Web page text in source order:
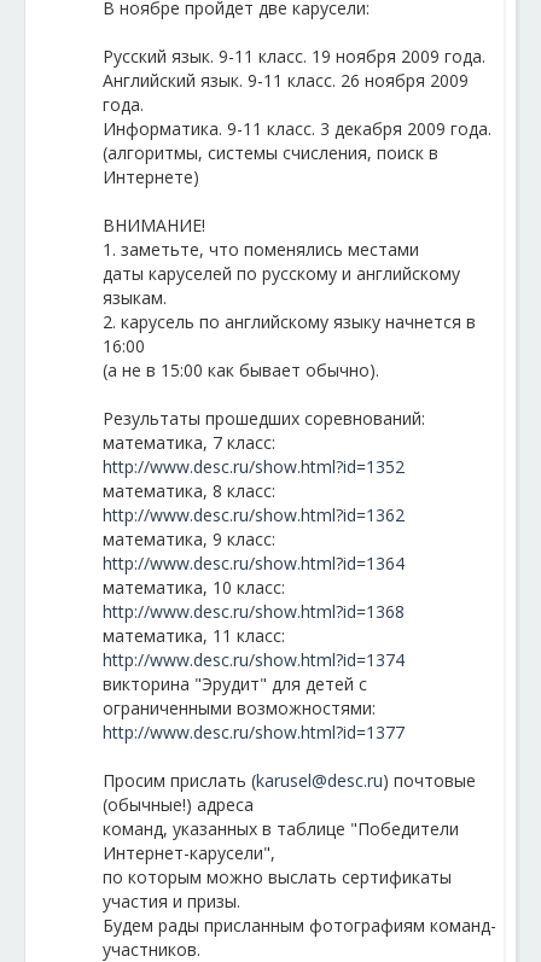
В ноябре пройдет две карусели:
Русский язык. 9-11 класс. 19 ноября 2009 года.
Английский язык. 9-11 класс. 26 ноября 2009
года.
Информатика. 9-11 класс. 3 декабря 2009 года.
(алгоритмы, системы счисления, поиск в
Интернете)
ВНИМАНИЕ!
1. заметьте, что поменялись местами
даты каруселей по русскому и английскому
языкам.
2. карусель по английскому языку начнется в
16:00
(а не в 15:00 как бывает обычно).
Результаты прошедших соревнований:
математика, 7 класс:
http://www.desc.ru/show.html?id=1352
математика, 8 класс:
http://www.desc.ru/show.html?id=1362
математика, 9 класс:
http://www.desc.ru/show.html?id=1364
математика, 10 класс:
http://www.desc.ru/show.html?id=1368
математика, 11 класс:
http://www.desc.ru/show.html?id=1374
викторина "Эрудит" для детей с
ограниченными возможностями:
http://www.desc.ru/show.html?id=1377
Просим прислать (karusel@desc.ru) почтовые
(обычные!) адреса
команд, указанных в таблице "Победители
Интернет-карусели",
по которым можно выслать сертификаты
участия и призы.
Будем рады присланным фотографиям команд-
участников.